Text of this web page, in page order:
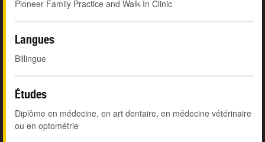
Pioneer Family Practice and Walk-In Clinic
Langues
Billingue
Études
Diplôme en médecine, en art dentaire, en médecine vétérinaire
ou en optométrie